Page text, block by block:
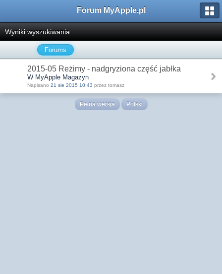
Forum MyApple.pl
Wyniki wyszukiwania
Forums
2015-05 Reżimy - nadgryziona część jabłka
W MyApple Magazyn
Napisano 21 sie 2015 10:43 przez tomasz
Pełna wersja Polski